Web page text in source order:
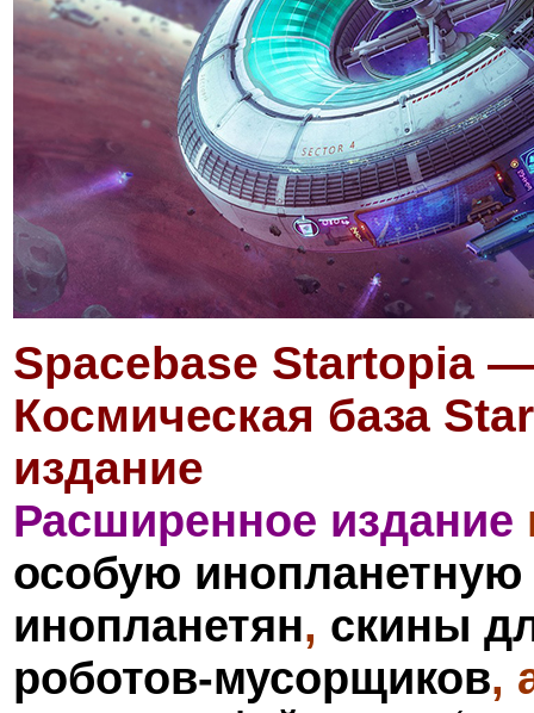
Spacebase Startopia
Космическая база
издание
Расширенное издание
особую
инопланетян, скины
роботов-мусорщиков,